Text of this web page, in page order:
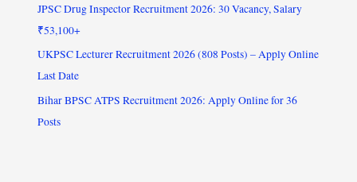
JPSC Drug Inspector Recruitment 2026: 30 Vacancy, Salary
₹53,100+
UKPSC Lecturer Recruitment 2026 (808 Posts) – Apply Online
Last Date
Bihar BPSC ATPS Recruitment 2026: Apply Online for 36
Posts